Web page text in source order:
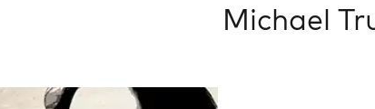
Michael